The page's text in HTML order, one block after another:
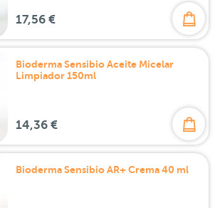
17,56 €
Bioderma Sensibio Aceite Micelar
Limpiador 150ml
14,36 €
Bioderma Sensibio AR+ Crema 40 ml